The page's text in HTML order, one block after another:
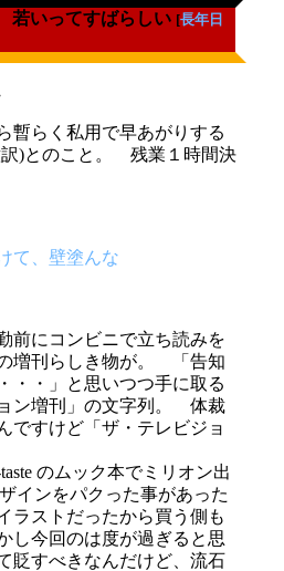
若いってすばらしい [長年日
暫らく私用で早あがりする
)とのこと。 残業１時間決
て、壁塗んな
前にコンビニで立ち読みを
増刊らしき物が。 「告知
・・」と思いつつ手に取る
ン増刊」の文字列。 体裁
ですけど「ザ・テレビジョ
のムック本でミリオン出
インをパクった事があった
ラストだったから買う側も
し今回のは度が過ぎると思
貶すべきなんだけど、流石